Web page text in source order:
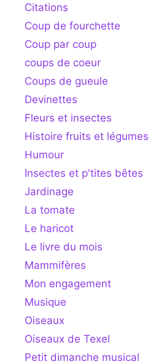
Citations
Coup de fourchette
Coup par coup
coups de coeur
Coups de gueule
Devinettes
Fleurs et insectes
Histoire fruits et légumes
Humour
Insectes et p'tites bêtes
Jardinage
La tomate
Le haricot
Le livre du mois
Mammifères
Mon engagement
Musique
Oiseaux
Oiseaux de Texel
Petit dimanche musical